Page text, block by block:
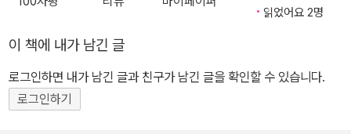
방식 그대로 작성했고, 수준별로 나누어 운동을 전혀 해보지 않은 초
드는 책이 아니라 운동을 왜 이렇게 해야 하는지, 근육이 어떻게 이루
어져 있는지 등을 상세히 일러두고 있어 독자가 자신의 몸에 대해서
더 잘 이해하고 올바르게 운동할 수 있도록 했다. 운동 이론과 실전 동
작을 상세히 알 수 있는 웨이트 트레이닝 가이드 [트레이너 강 웨이트
읽었어요 2명
이 책에 내가 남긴 글
로그인하면 내가 남긴 글과 친구가 남긴 글을 확인할 수 있습니다.
로그인하기